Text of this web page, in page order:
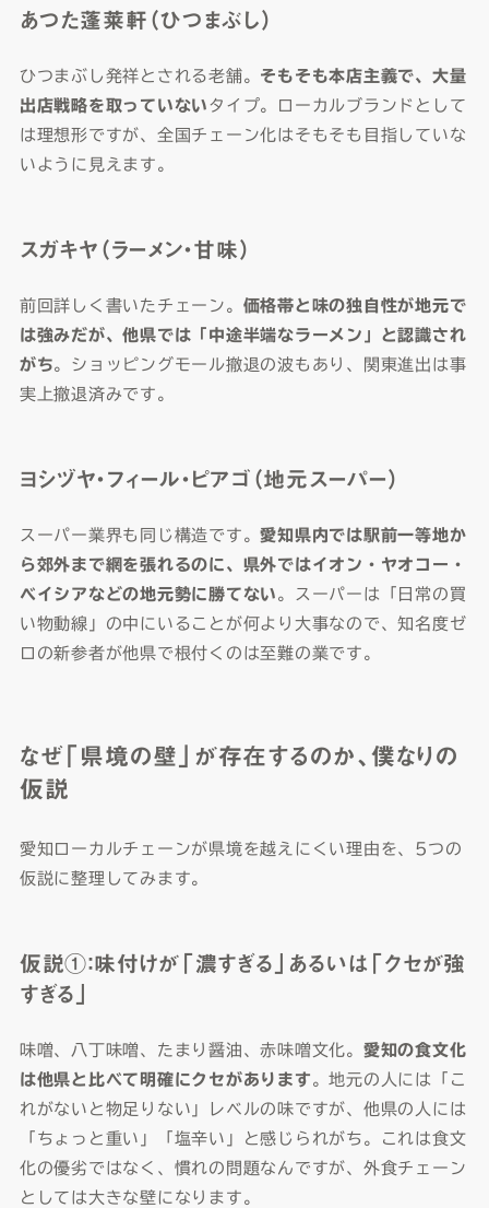
あつた蓬莱軒（ひつまぶし）
ひつまぶし発祥とされる老舗。 そもそも本店主義で、大量
出店戦略を取っていない タイプ。ローカルブランドとして
は理想形ですが、全国チェーン化はそもそも目指していな
いように見えます。
スガキヤ（ラーメン・甘味）
前回詳しく書いたチェーン。 価格帯と味の独自性が地元で
は強みだが、他県では「中途半端なラーメン」と認識され
がち。ショッピングモール撤退の波もあり、関東進出は事
実上撤退済みです。
ヨシヅヤ・フィール・ピアゴ（地元スーパー）
スーパー業界も同じ構造です。愛知県内では駅前一等地か
ら郊外まで網を張れるのに、県外ではイオン・ヤオコー・
ベイシアなどの地元勢に勝てない 。スーパーは「日常の買
い物動線」の中にいることが何より大事なので、知名度ゼ
ロの新参者が他県で根付くのは至難の業です。
なぜ「県境の壁」が存在するのか、僕なりの
仮説
愛知ローカルチェーンが県境を越えにくい理由を、5つの
仮説に整理してみます。
仮説①：味付けが「濃すぎる」あるいは「クセが強
すぎる」
味噌、八丁味噌、たまり醤油、赤味噌文化。 愛知の食文化
は他県と比べて明確にクセがあります 。地元の人には「こ
れがないと物足りない」レベルの味ですが、他県の人には
「ちょっと重い」「塩辛い」と感じられがち。これは食文
化の優劣ではなく、慣れの問題なんですが、外食チェーン
としては大きな壁になります。